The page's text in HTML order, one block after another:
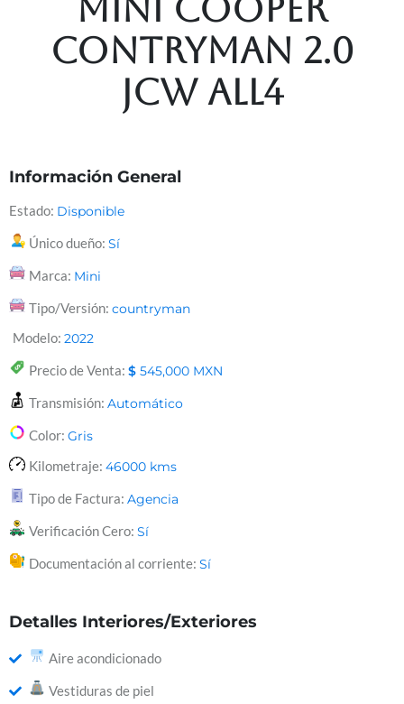
Mini Cooper
Contryman 2.0
Jcw All4
Información General
Estado: Disponible
Único dueño: Sí
Marca: Mini
Tipo/Versión: countryman
Modelo: 2022
Precio de Venta: $ 545,000 MXN
Transmisión: Automático
Color: Gris
Kilometraje: 46000 kms
Tipo de Factura: Agencia
Verificación Cero: Sí
Documentación al corriente: Sí
Detalles Interiores/Exteriores
Aire acondicionado
Vestiduras de piel